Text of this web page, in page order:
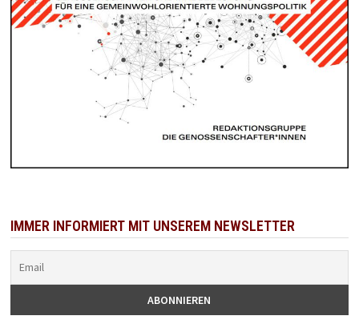
IMMER INFORMIERT MIT UNSEREM NEWSLETTER